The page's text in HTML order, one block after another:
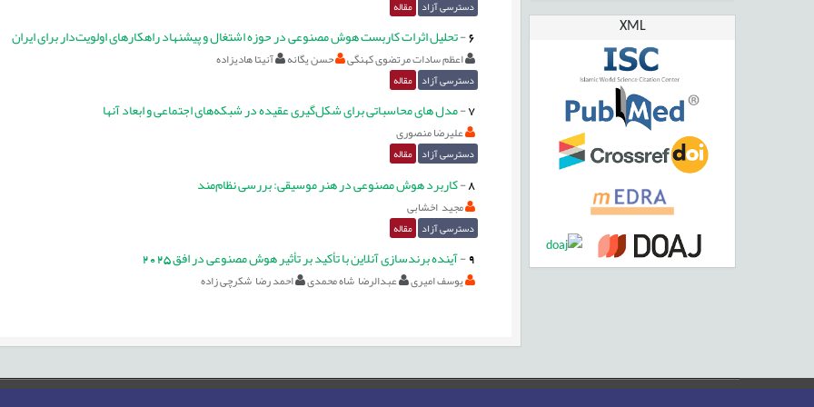
XML
دسترسی آزاد مقاله
6
-تحلیل اثرات کاربست هوش مصنوعی در حوزه اشتغال و پیشنهاد راهکارهای اولویت‌دار برای ایران
اعظم سادات مرتضوی کهنگی حسن یگانه آنیتا هادیزاده
دسترسی آزاد مقاله
7
-مدل های محاسباتی برای شکل‌گیری عقیده در شبکه‌های اجتماعی و ابعاد آنها
علیرضا منصوری
دسترسی آزاد مقاله
8
-کاربرد هوش مصنوعی در هنر موسیقی: بررسی نظام‌مند
مجید اخشابی
دسترسی آزاد مقاله
9
-آینده برندسازی آنلاین با تأکید بر تأثیر هوش مصنوعی در افق 2025
یوسف امیری عبدالرضا شاه محمدی احمد رضا شکرچی زاده